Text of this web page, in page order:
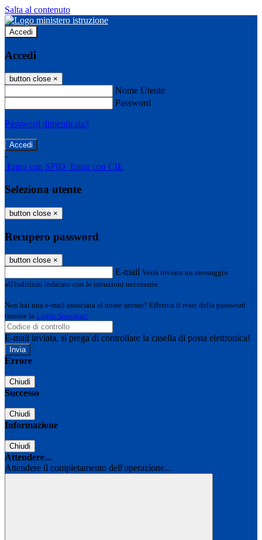
Salta al contenuto
Accedi
Accedi
button close ×
Nome Utente
Password
Password dimenticata?
-
Entra con SPID Entra con CIE
Seleziona utente
button close ×
Recupero password
button close ×
E-mail Verrà inviato un messaggio
all'indirizzo indicato con le istruzioni necessarie.
Non hai una e-mail associata al nome utente? Effettua il reset della password
tramite la Login Spaggiari
E-mail inviata, si prega di controllare la casella di posta elettronica!
Errore
Chiudi
Successo
Chiudi
Informazione
Chiudi
Attendere...
Attendere il completamento dell'operazione...